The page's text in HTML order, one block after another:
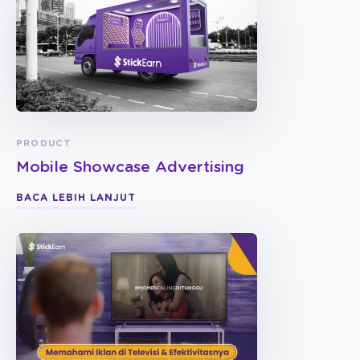
PRODUCT
Mobile Showcase Advertising
BACA LEBIH LANJUT